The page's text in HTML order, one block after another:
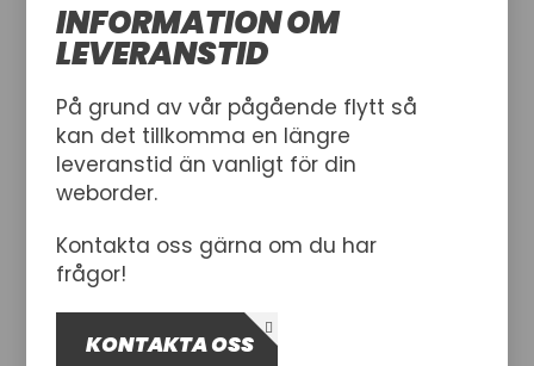
INFORMATION OM
LEVERANSTID
På grund av vår pågående flytt så
kan det tillkomma en längre
leveranstid än vanligt för din
weborder.
Kontakta oss gärna om du har
frågor!
KONTAKTA OSS